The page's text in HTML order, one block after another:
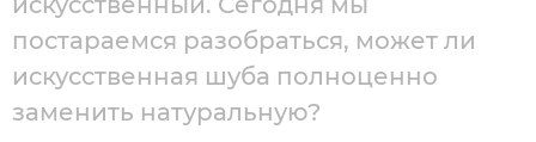
постараемся разобраться, может ли
искусственная шуба полноценно
заменить натуральную?